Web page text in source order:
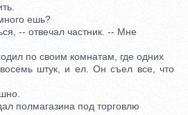
ешь?
-- отвечал частник. -- Мне
по своим комнатам, где одних
штук, и ел. Он съел все, что
полмагазина под торговлю